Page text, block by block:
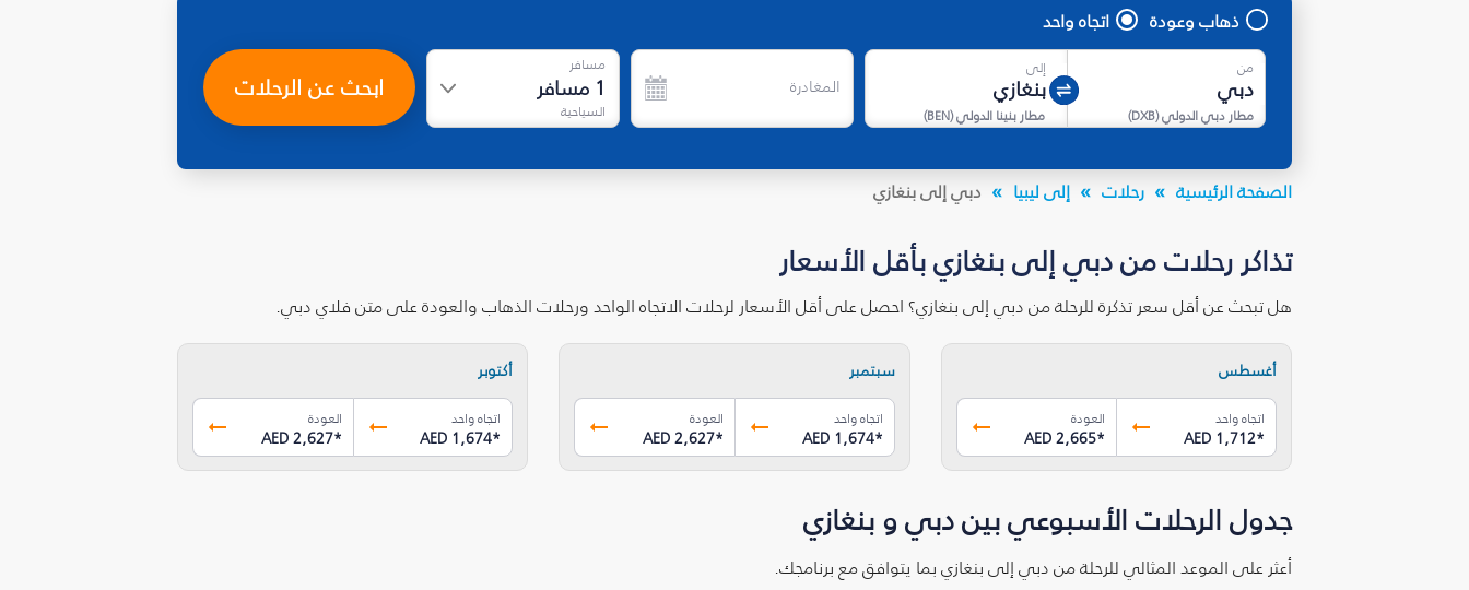
ذهاب وعودة اتجاه واحد
من
مطار دبي الدولي(
DXB
)
إلى
مطار بنينا الدولي(
BEN
)
المغادرة
مسافر
1 مسافر
السياحية
ابحث عن الرحلات
الصفحة الرئيسية رحلات إلى ليبيا دبي إلى بنغازي
تذاكر رحلات من دبي إلى بنغازي بأقل الأسعار
هل تبحث عن أقل سعر تذكرة للرحلة من دبي إلى بنغازي؟ احصل على أقل الأسعار لرحلات الاتجاه الواحد ورحلات الذهاب والعودة على متن فلاي دبي.
أغسطس
اتجاه واحد
AED 1,712*
العودة
AED 2,665*
سبتمبر
اتجاه واحد
AED 1,674*
العودة
AED 2,627*
أكتوبر
اتجاه واحد
AED 1,674*
العودة
AED 2,627*
جدول الرحلات الأسبوعي بين دبي و بنغازي
أعثر على الموعد المثالي للرحلة من دبي إلى بنغازي بما يتوافق مع برنامجك.